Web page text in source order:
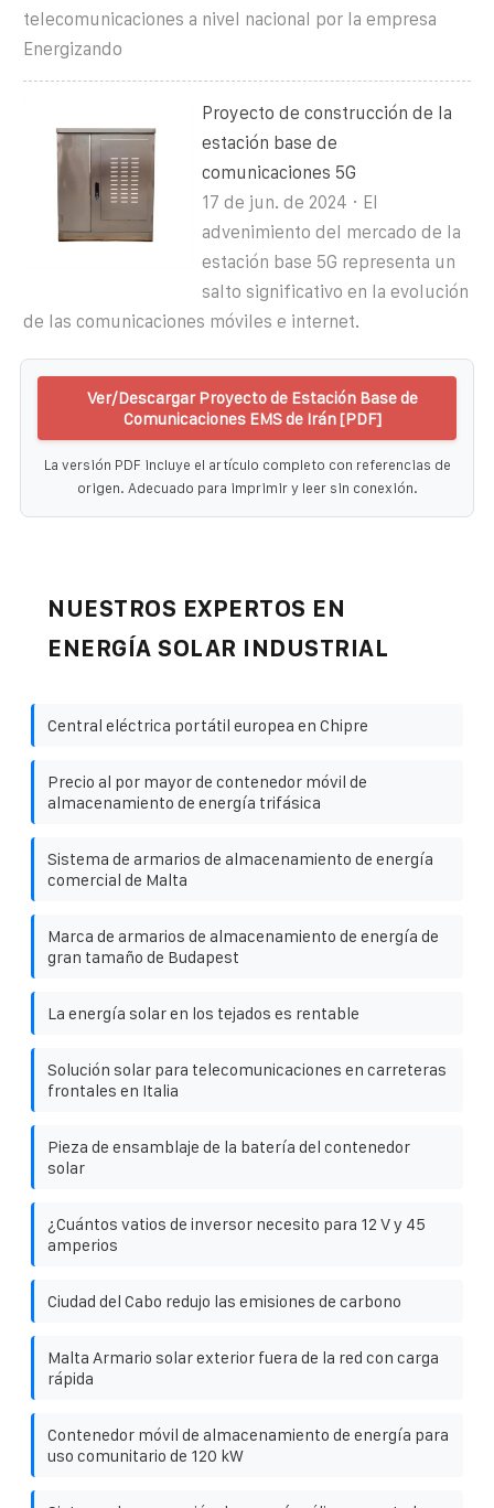
telecomunicaciones a nivel nacional por la empresa
Energizando
Proyecto de construcción de la
estación base de
comunicaciones 5G
17 de jun. de 2024 · El
advenimiento del mercado de la
estación base 5G representa un
salto significativo en la evolución
de las comunicaciones móviles e internet.
Ver/Descargar Proyecto de Estación Base de
Comunicaciones EMS de Irán [PDF]
La versión PDF incluye el artículo completo con referencias de
origen. Adecuado para imprimir y leer sin conexión.
NUESTROS EXPERTOS EN
ENERGÍA SOLAR INDUSTRIAL
Central eléctrica portátil europea en Chipre
Precio al por mayor de contenedor móvil de
almacenamiento de energía trifásica
Sistema de armarios de almacenamiento de energía
comercial de Malta
Marca de armarios de almacenamiento de energía de
gran tamaño de Budapest
La energía solar en los tejados es rentable
Solución solar para telecomunicaciones en carreteras
frontales en Italia
Pieza de ensamblaje de la batería del contenedor
solar
¿Cuántos vatios de inversor necesito para 12 V y 45
amperios
Ciudad del Cabo redujo las emisiones de carbono
Malta Armario solar exterior fuera de la red con carga
rápida
Contenedor móvil de almacenamiento de energía para
uso comunitario de 120 kW